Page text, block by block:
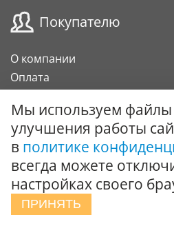
Покупателю
О компании
Оплата
Гарантии и возврат
Карта клиента
Подарочный сертификат
Сотрудничество
Мы используем файлы
улучшения работы
в политике
всегда можете
настройках своего
ПРИНЯТЬ